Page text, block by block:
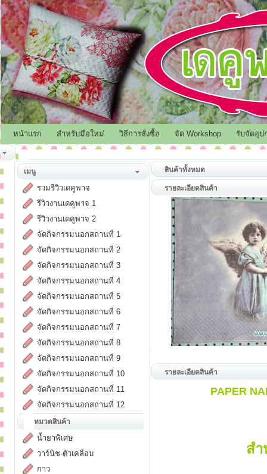
หน้าแรก สำหรับมือใหม่ วิธีการสั่งซื้อ จัด Workshop รับจัดอุป
เมนู
รวมรีวิวเดคูพาจ
รีวิวงานเดคูพาจ 1
รีวิวงานเดคูพาจ 2
จัดกิจกรรมนอกสถานที่ 1
จัดกิจกรรมนอกสถานที่ 2
จัดกิจกรรมนอกสถานที่ 3
จัดกิจกรรมนอกสถานที่ 4
จัดกิจกรรมนอกสถานที่ 5
จัดกิจกรรมนอกสถานที่ 6
จัดกิจกรรมนอกสถานที่ 7
จัดกิจกรรมนอกสถานที่ 8
จัดกิจกรรมนอกสถานที่ 9
จัดกิจกรรมนอกสถานที่ 10
จัดกิจกรรมนอกสถานที่ 11
จัดกิจกรรมนอกสถานที่ 12
หมวดสินค้า
น้ำยาพิเศษ
วาร์นิช-ตัวเคลือบ
กาว
สินค้าทั้งหมด
รายละเอียดสินค้า
รายละเอียดสินค้า
PAPER
สำ